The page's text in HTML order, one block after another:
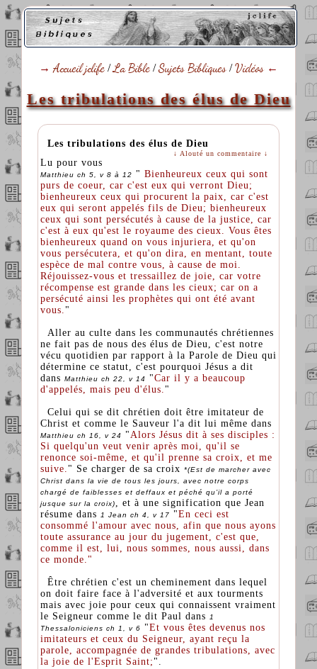
→ Accueil jclife / La Bible /Sujets Bibliques/Vidéos ←
Les tribulations des élus de Dieu
Les tribulations des élus de Dieu
↓ Alouté un commentaire ↓
Lu pour vous
Matthieu ch 5, v 8 à 12 " Bienheureux ceux qui sont
purs de coeur, car c'est eux qui verront Dieu;
bienheureux ceux qui procurent la paix, car c'est
eux qui seront appelés fils de Dieu; bienheureux
ceux qui sont persécutés à cause de la justice, car
c'est à eux qu'est le royaume des cieux. Vous êtes
bienheureux quand on vous injuriera, et qu'on
vous persécutera, et qu'on dira, en mentant, toute
espèce de mal contre vous, à cause de moi.
Réjouissez-vous et tressaillez de joie, car votre
récompense est grande dans les cieux; car on a
persécuté ainsi les prophètes qui ont été avant
vous. "
Aller au culte dans les communautés chrétiennes
ne fait pas de nous des élus de Dieu, c'est notre
vécu quotidien par rapport à la Parole de Dieu qui
détermine ce statut, c'est pourquoi Jésus a dit
dans Matthieu ch 22, v 14 "Car il y a beaucoup
d'appelés, mais peu d'élus. "
Celui qui se dit chrétien doit être imitateur de
Christ et comme le Sauveur l'a dit lui même dans
Matthieu ch 16, v 24 " Alors Jésus dit à ses disciples :
Si quelqu'un veut venir après moi, qu'il se
renonce soi-même, et qu'il prenne sa croix, et me
suive. " Se charger de sa croix *(Est de marcher avec
Christ dans la vie de tous les jours, avec notre corps
chargé de faiblesses et deffaux et péché qu’il a porté
jusque sur la croix)
, et à une signification que Jean
résume dans
1 Jean ch 4, v 17 "En ceci est
consommé l'amour avec nous, afin que nous ayons
toute assurance au jour du jugement, c'est que,
comme il est, lui, nous sommes, nous aussi, dans
ce monde."
Être chrétien c'est un cheminement dans lequel
on doit faire face à l'adversité et aux tourments
mais avec joie pour ceux qui connaissent vraiment
le Seigneur comme le dit Paul dans
1
Thessaloniciens ch 1, v 6
"Et vous êtes devenus nos
imitateurs et ceux du Seigneur, ayant reçu la
parole, accompagnée de grandes tribulations, avec
la joie de l'Esprit Saint; ".